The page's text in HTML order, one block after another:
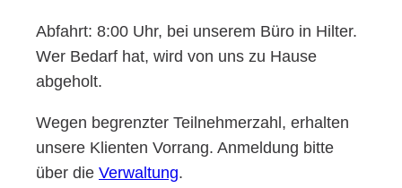
Abfahrt: 8:00 Uhr, bei unse­rem Büro in Hil­ter.
Wer Bedarf hat, wird von uns zu Hau­se
abgeholt.
Wegen begrenz­ter Teil­neh­mer­zahl, erhal­ten
unse­re Kli­en­ten Vor­rang. Anmel­dung bit­te
über die Ver­wal­tung.